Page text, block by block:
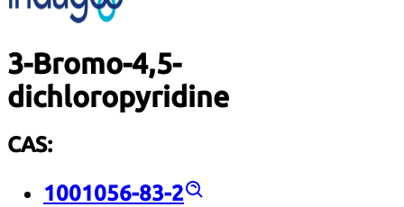
3-Bromo-4,5-
dichloropyridine
CAS:
1001056-83-2